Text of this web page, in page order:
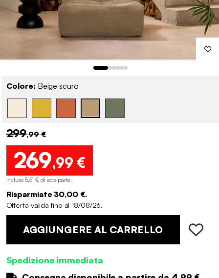
Colore: Beige scuro
299,99 €
269,99 €
incluso 5,51 € di eco-parte.
Risparmiate 30,00 €.
Offerta valida fino al 18/08/26.
AGGIUNGERE AL CARRELLO
Spedizione immediata